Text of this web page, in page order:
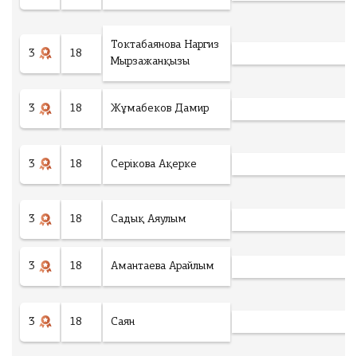
3 18
Токтабаянова Наргиз
Мырзажанқызы
3 18 Жұмабеков Дамир
3 18 Серікова Ақерке
3 18 Садық Аяулым
3 18 Амантаева Арайлым
3 18 Саян